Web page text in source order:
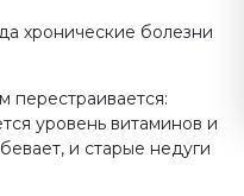
хронические болезни
перестраивается:
уровень витаминов и
и старые недуги